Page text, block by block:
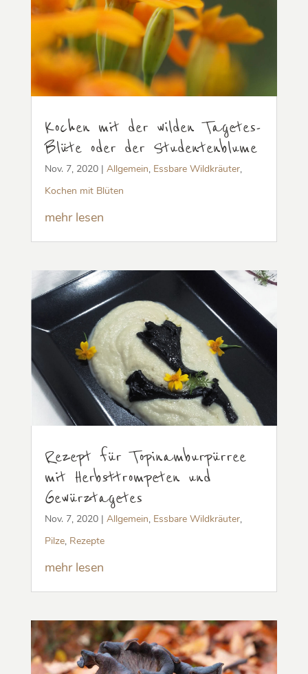
Kochen mit der wilden Tagetes-
Blüte oder der Studentenblume
Nov. 7, 2020| Allgemein, Essbare Wildkräuter,
Kochen mit Blüten
mehr lesen
Rezept für Topinamburpürree
mit Herbsttrompeten und
Gewürztagetes
Nov. 7, 2020| Allgemein, Essbare Wildkräuter,
Pilze, Rezepte
mehr lesen